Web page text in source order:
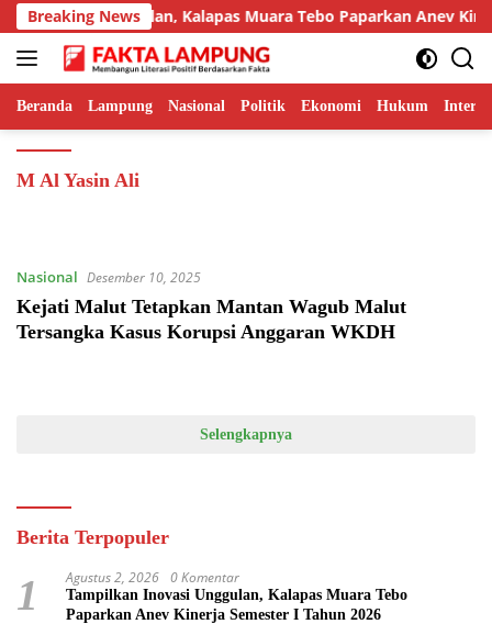
Langsung
ke
konten
Breaking News
Inovasi Unggulan, Kalapas Muara Tebo Paparkan Anev
Beranda Lampung Nasional Politik Ekonomi Hukum
M Al Yasin Ali
Nasional Desember 10, 2025
Kejati Malut Tetapkan Mantan Wagub Malut
Tersangka Kasus Korupsi Anggaran WKDH
Selengkapnya
Berita Terpopuler
1 Agustus 2, 2026 0 Komentar
Tampilkan Inovasi Unggulan, Kalapas Muara Tebo
Paparkan Anev Kinerja Semester I Tahun 2026